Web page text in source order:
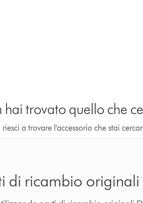
hai trovato quello che
riesci a trovare l'accessorio che stai
di ricambio originali